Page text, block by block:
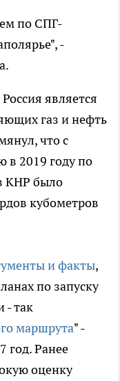
по СПГ-
-
является
газ и нефть
что с
в 2019 году по
КНР было
кубометров
и факты,
по запуску
- так
маршрута" -
год. Ранее
оценку